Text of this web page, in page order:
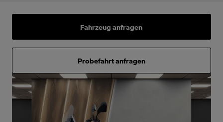
Fahrzeug anfragen
Probefahrt anfragen